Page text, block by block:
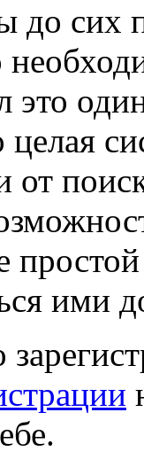
до сих
это
целая
от
ими